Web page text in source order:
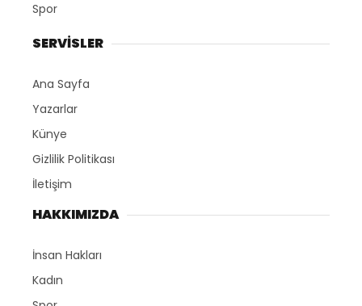
Spor
SERVİSLER
Ana Sayfa
Yazarlar
Künye
Gizlilik Politikası
İletişim
HAKKIMIZDA
İnsan Hakları
Kadın